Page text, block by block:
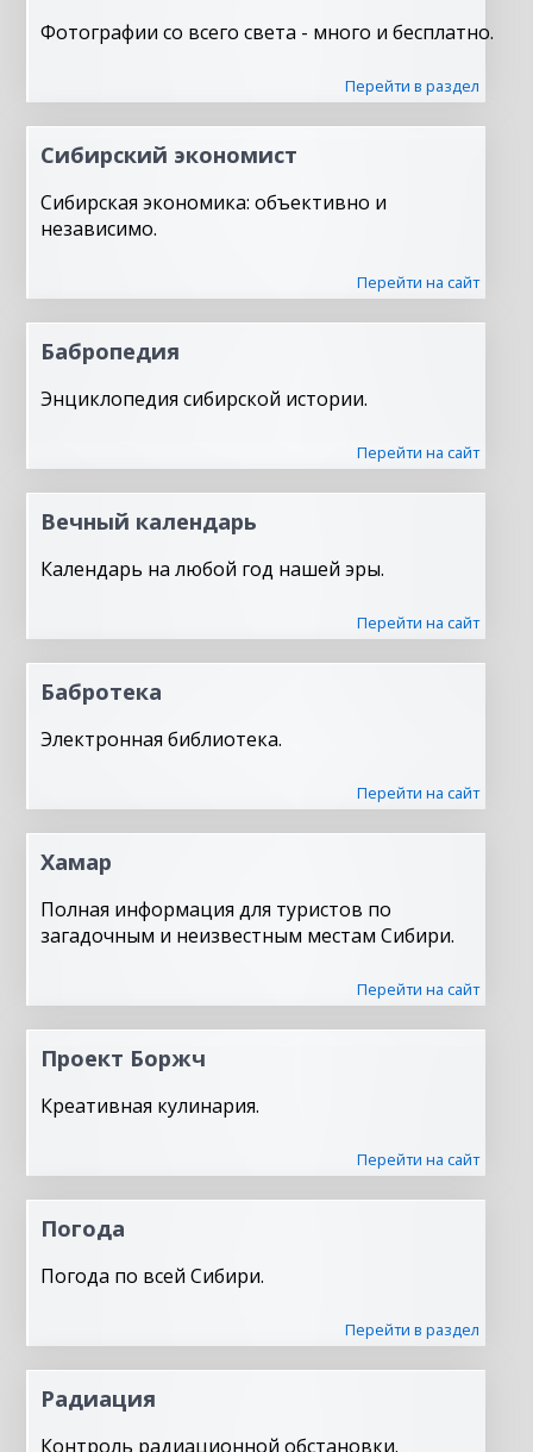
Фотографии со всего света - много и бесплатно.
Перейти в раздел
Сибирский экономист
Сибирская экономика: объективно и
независимо.
Перейти на сайт
Бабропедия
Энциклопедия сибирской истории.
Перейти на сайт
Вечный календарь
Календарь на любой год нашей эры.
Перейти на сайт
Бабротека
Электронная библиотека.
Перейти на сайт
Хамар
Полная информация для туристов по
загадочным и неизвестным местам Сибири.
Перейти на сайт
Проект Боржч
Креативная кулинария.
Перейти на сайт
Погода
Погода по всей Сибири.
Перейти в раздел
Радиация
Контроль радиационной обстановки.